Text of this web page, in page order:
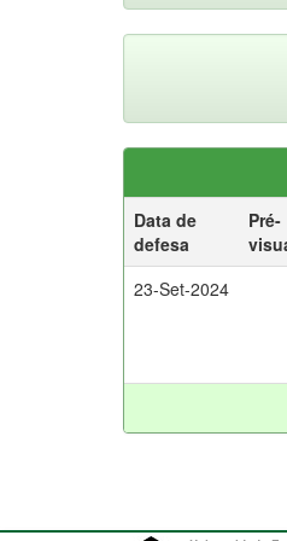
Data de
defesa
Pré-
23-Set-2024